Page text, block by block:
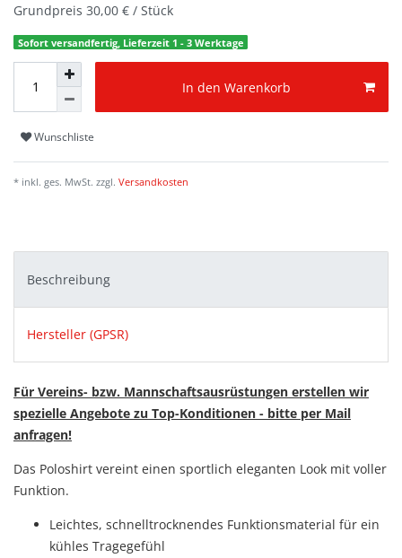
Grundpreis 30,00 € / Stück
Sofort versandfertig, Lieferzeit 1 - 3 Werktage
In den Warenkorb
Wunschliste
* inkl. ges. MwSt. zzgl. Versandkosten
Beschreibung
Hersteller (GPSR)
Für Vereins- bzw. Mannschaftsausrüstungen erstellen wir
spezielle Angebote zu Top-Konditionen - bitte per Mail
anfragen!
Das Poloshirt vereint einen sportlich eleganten Look mit voller
Funktion.
Leichtes, schnelltrocknendes Funktionsmaterial für ein
kühles Tragegefühl